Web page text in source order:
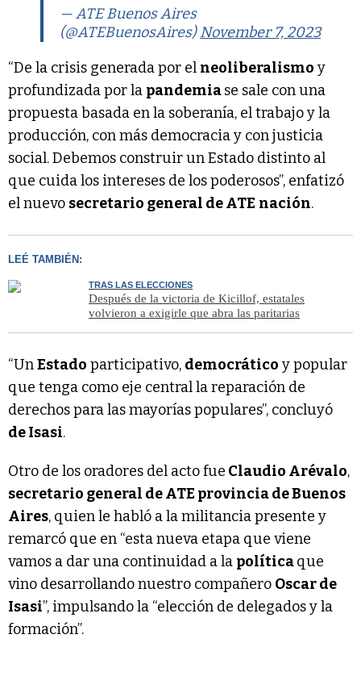
— ATE Buenos Aires
(@ATEBuenosAires)November 7, 2023
“De la crisis generada por el neoliberalismo y
profundizada por la pandemiase sale con una
propuesta basada en la soberanía, el trabajo y la
producción, con más democracia y con justicia
social. Debemos construir un Estado distinto al
que cuida los intereses de los poderosos”, enfatizó
el nuevo secretario general de ATE nación.
LEÉ TAMBIÉN:
TRAS LAS ELECCIONES
Después de la victoria de Kicillof, estatales
volvieron a exigirle que abra las paritarias
“UnEstado participativo, democrático y popular
que tenga como eje central la reparación de
derechos para las mayorías populares”, concluyó
de Isasi.
Otro de los oradores del acto fue Claudio Arévalo,
secretario general de ATE provincia de Buenos
Aires, quien le habló a la militancia presente y
remarcó que en “esta nueva etapa que viene
vamos a dar una continuidad a la políticaque
vino desarrollando nuestro compañero Oscar de
Isasi”, impulsando la “elección de delegados y la
formación”.